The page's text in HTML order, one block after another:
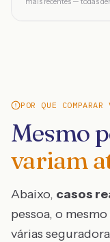
POR QUE
Mesmo
variam
Abaixo, casos
pessoa, o
várias